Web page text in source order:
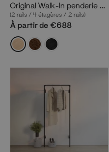
Original Walk-In penderie 3 colonnes
(2 rails / 4 étagères / 2 rails)
À partir de €688